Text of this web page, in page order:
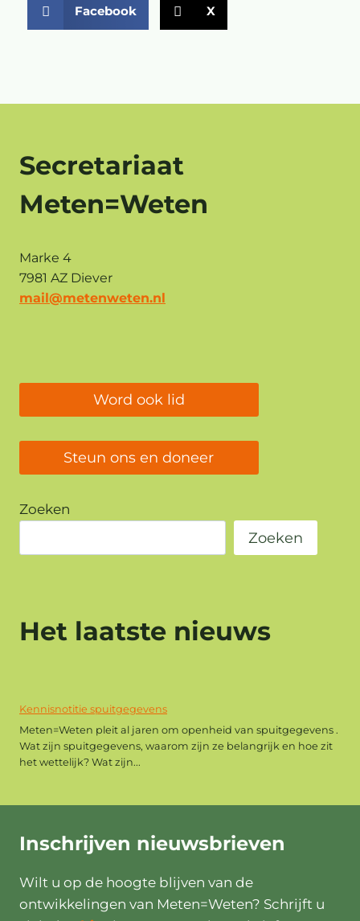
Facebook X
Secretariaat
Meten=Weten
Marke 4
7981 AZ Diever
mail@metenweten.nl
Word ook lid
Steun ons en doneer
Zoeken
Zoeken
Het laatste nieuws
Kennisnotitie spuitgegevens
Meten=Weten pleit al jaren om openheid van spuitgegevens .
Wat zijn spuitgegevens, waarom zijn ze belangrijk en hoe zit
het wettelijk? Wat zijn...
Inschrijven nieuwsbrieven
Wilt u op de hoogte blijven van de
ontwikkelingen van Meten=Weten? Schrijft u